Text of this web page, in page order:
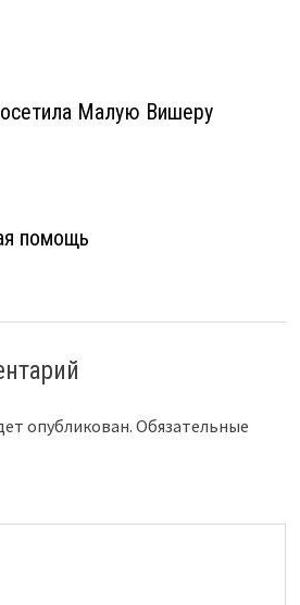
Малую Вишеру
помощь
опубликован. Обязательные